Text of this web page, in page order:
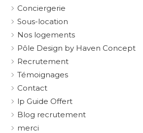
Conciergerie
Sous-location
Nos logements
Pôle Design by Haven Concept
Recrutement
Témoignages
Contact
lp Guide Offert
Blog recrutement
merci